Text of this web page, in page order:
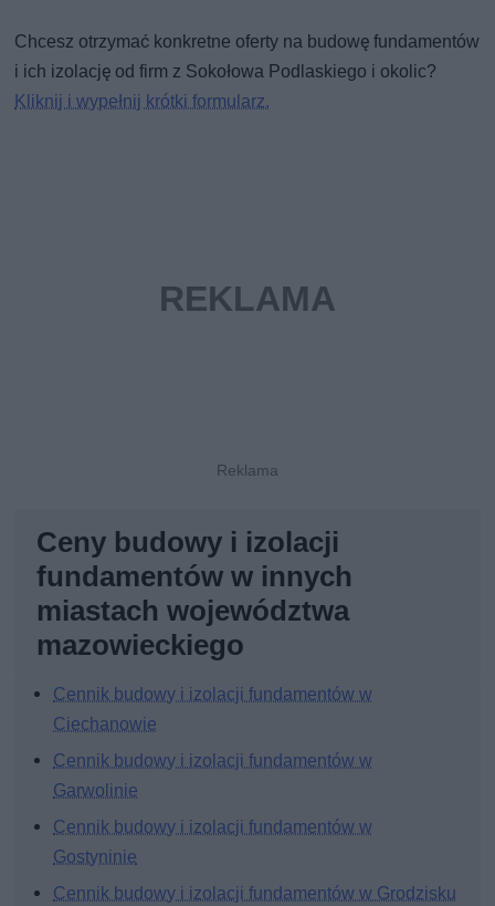
Chcesz otrzymać konkretne oferty na budowę fundamentów
i ich izolację od firm z Sokołowa Podlaskiego i okolic?
Kliknij i wypełnij krótki formularz.
Ceny budowy i izolacji
fundamentów w innych
miastach województwa
mazowieckiego
Cennik budowy i izolacji fundamentów w
Ciechanowie
Cennik budowy i izolacji fundamentów w
Garwolinie
Cennik budowy i izolacji fundamentów w
Gostyninie
Cennik budowy i izolacji fundamentów w Grodzisku